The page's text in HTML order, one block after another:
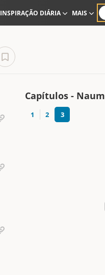
INSPIRAÇÃO DIÁRIA MAIS
Capítulos - Naum
1 2 3